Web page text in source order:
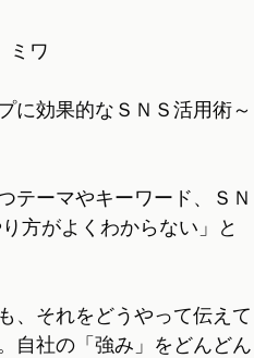
ミワ
に効果的なＳＮＳ活用術～
テーマやキーワード、ＳＮ
方がよくわからない」と
、それをどうやって伝えて
自社の「強み」をどんどん